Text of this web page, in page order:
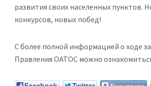
развития своих населенных пунктов.
конкурсов, новых побед!
С более полной информацией о ходе
Правления ОАТОС можно